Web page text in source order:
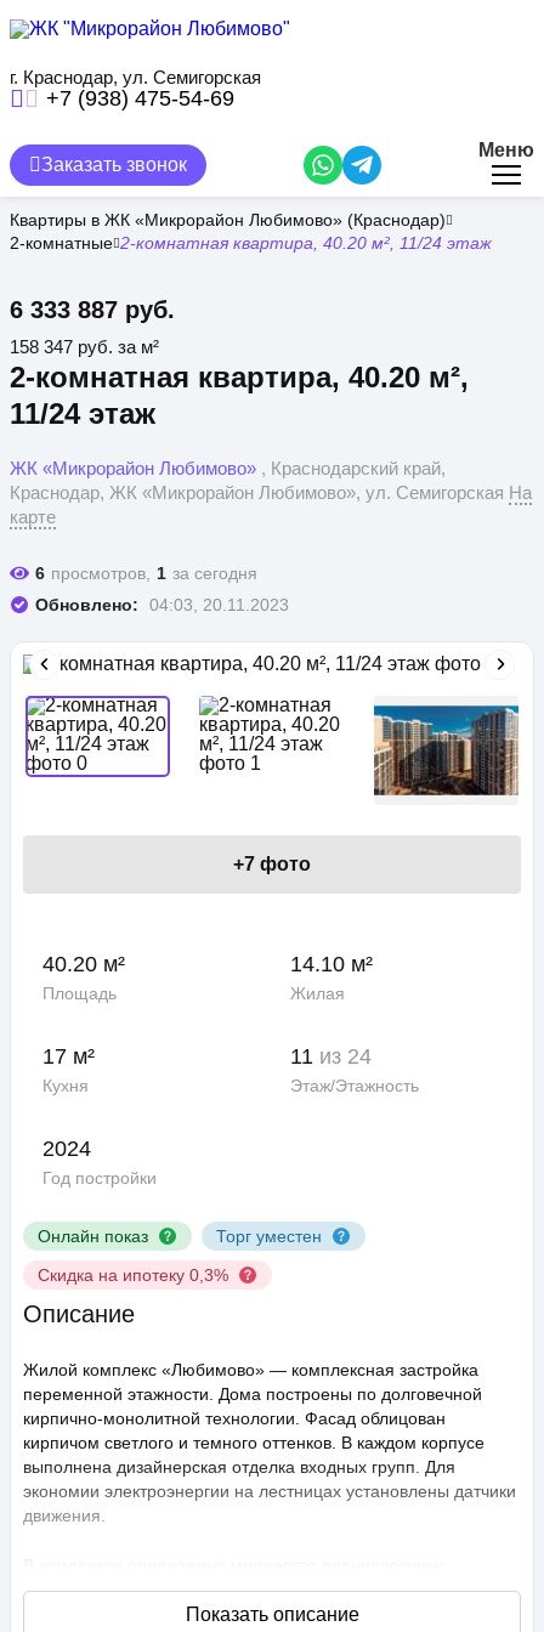
содержанию
г. Краснодар, ул. Семигорская
+7 (938) 475-54-69
Заказать звонок
Меню
Квартиры в ЖК «Микрорайон Любимово» (Краснодар)
2-комнатные 2-комнатная квартира, 40.20 м², 11/24 этаж
2-комнатная квартира, 40.20 м²,
11/24 этаж
6 333 887 руб.
ЖК «Микрорайон Любимово» , Краснодарский край,
Краснодар, ЖК «Микрорайон Любимово», ул. Семигорская На
карте
158 347 руб. за м²
6 просмотров, 1 за сегодня
Обновлено:
04:03, 20.11.2023
Онлайн показ
Торг уместен
Скидка на ипотеку 0,3%
+7 фото
40.20 м²
Площадь
14.10 м²
Жилая
17 м²
Кухня
11 из 24
Этаж/Этажность
2024
Год постройки
Описание
Жилой комплекс «Любимово» — комплексная застройка
переменной этажности. Дома построены по долговечной
кирпично-монолитной технологии. Фасад облицован
кирпичом светлого и темного оттенков. В каждом корпусе
выполнена дизайнерская отделка входных групп. Для
экономии электроэнергии на лестницах установлены датчики
движения.
решений: в наличии квартиры, как классического типа, так и
европланировки. Они сдаются с подчистовой отделкой,